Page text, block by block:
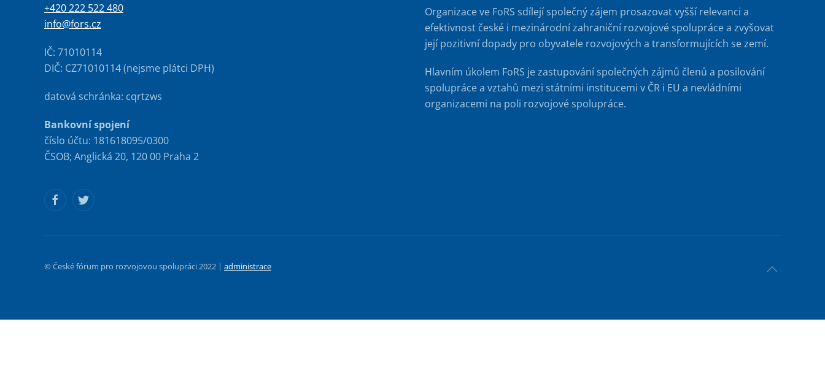
+420 222 522 480
info@fors.cz
IČ: 71010114
DIČ: CZ71010114 (nejsme plátci DPH)
datová schránka: cqrtzws
Bankovní spojení
číslo účtu: 181618095/0300
ČSOB; Anglická 20, 120 00 Praha 2
Organizace ve FoRS sdílejí společný zájem prosazovat vyšší relevanci a
efektivnost české i mezinárodní zahraniční rozvojové spolupráce a zvyšovat
její pozitivní dopady pro obyvatele rozvojových a transformujících se zemí.
Hlavním úkolem FoRS je zastupování společných zájmů členů a posilování
spolupráce a vztahů mezi státními institucemi v ČR i EU a nevládními
organizacemi na poli rozvojové spolupráce.
© České fórum pro rozvojovou spolupráci 2022 | administrace